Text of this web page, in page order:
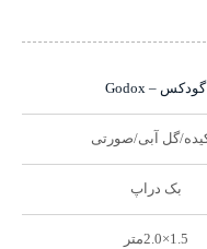
گودکس – Godox
گل آبی/صورتی
بک دراپ
1.5×2.0متر